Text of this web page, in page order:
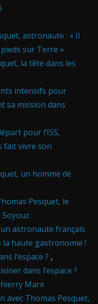
astronaute : « Il
sur Terre »
la tête dans les
intensifs pour
sa mission dans
pour l’ISS,
fait vivre son
un homme de
Pesquet, le
astronaute français
la haute gastronomie !
l’espace ? ,
dans l’espace ?
Marx
avec Thomas Pesquet,